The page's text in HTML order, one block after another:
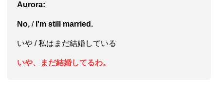
Aurora:
No, /I'm still married.
いや / 私はまだ結婚している
いや、まだ結婚してるわ。